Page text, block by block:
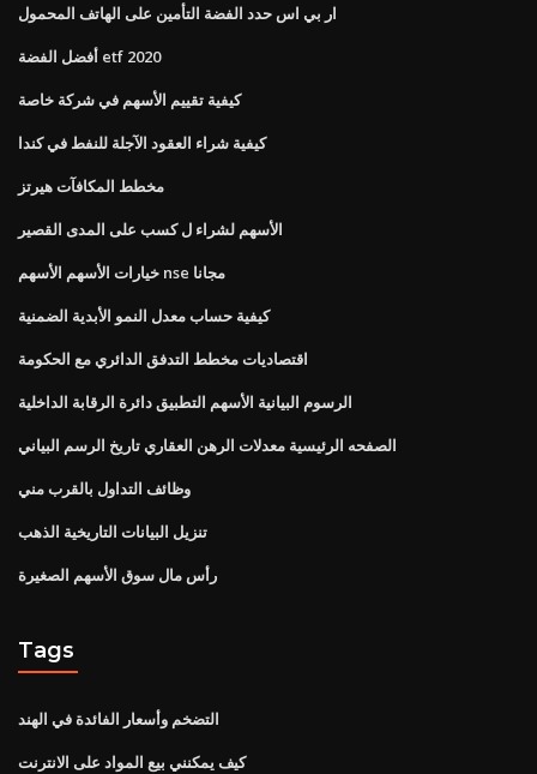
ار بي اس حدد الفضة التأمين على الهاتف المحمول
أفضل الفضة etf 2020
كيفية تقييم الأسهم في شركة خاصة
كيفية شراء العقود الآجلة للنفط في كندا
مخطط المكافآت هيرتز
الأسهم لشراء ل كسب على المدى القصير
خيارات الأسهم الأسهم nse مجانا
كيفية حساب معدل النمو الأبدية الضمنية
اقتصاديات مخطط التدفق الدائري مع الحكومة
الرسوم البيانية الأسهم التطبيق دائرة الرقابة الداخلية
الصفحه الرئيسية معدلات الرهن العقاري تاريخ الرسم البياني
وظائف التداول بالقرب مني
تنزيل البيانات التاريخية الذهب
رأس مال سوق الأسهم الصغيرة
Tags
التضخم وأسعار الفائدة في الهند
كيف يمكنني بيع المواد على الانترنت